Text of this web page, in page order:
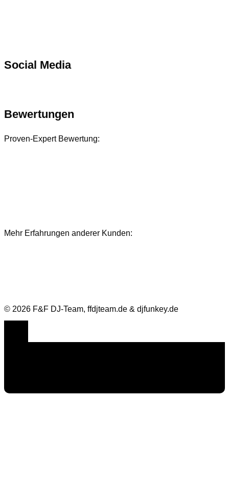
Social Media
Bewertungen
Proven-Expert Bewertung:
Mehr Erfahrungen anderer Kunden:
© 2026 F&F DJ-Team, ffdjteam.de & djfunkey.de